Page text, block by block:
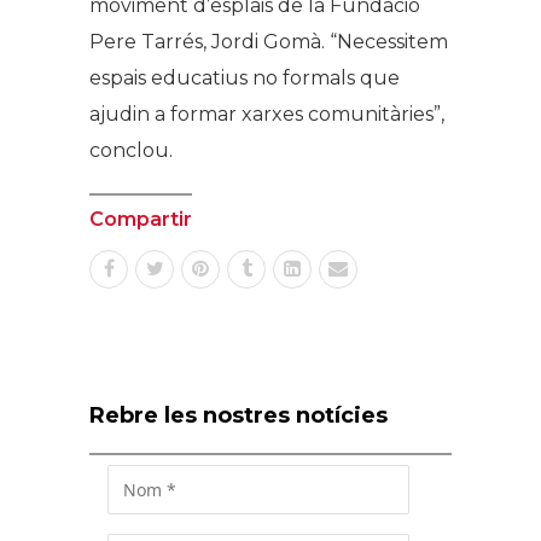
moviment d’esplais de la Fundació
Pere Tarrés, Jordi Gomà. “Necessitem
espais educatius no formals que
ajudin a formar xarxes comunitàries”,
conclou.
Compartir
Rebre les nostres notícies